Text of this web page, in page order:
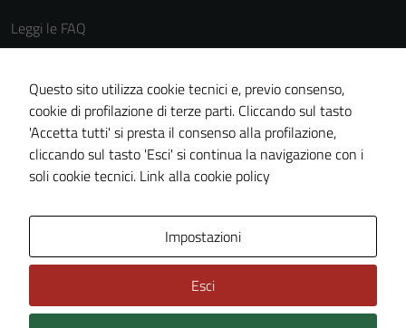
Leggi le FAQ
Segnalazione disservizio
Richiesta assistenza
Amministrazione trasparente
Informativa privacy
Dichiarazione di accessibilità
Piano di miglioramento del sito
Questo sito utilizza cookie tecnici e, previo consenso,
cookie di profilazione di terze parti. Cliccando sul tasto
'Accetta tutti' si presta il consenso alla profilazione,
cliccando sul tasto 'Esci' si continua la navigazione con i
soli cookie tecnici. Link alla cookie policy
Impostazioni
Esci